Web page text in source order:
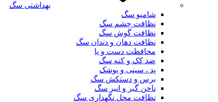
بهداشتی سگ
شامپو سگ
نظافت چشم سگ
نظافت گوش سگ
نظافت دهان و دندان سگ
محافظت دست و پا
ضد کک و کنه سگ
پد ، سینی و پوشک
برس و دستکش سگ
ناخن گیر و انبر سگ
نظافت محل نگهداری سگ